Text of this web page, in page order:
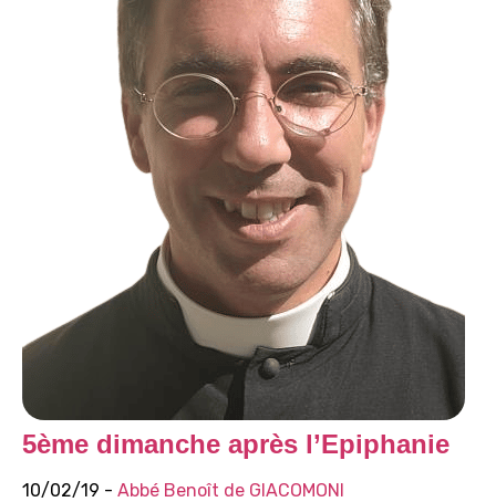
5ème dimanche après l’Epiphanie
10/02/19 - Abbé Benoît de GIACOMONI